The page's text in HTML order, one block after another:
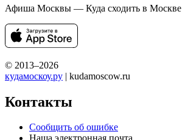
Афиша Москвы — Куда сходить в Москве
© 2013–2026
кудамоскоу.ру | kudamoscow.ru
Контакты
Сообщить об ошибке